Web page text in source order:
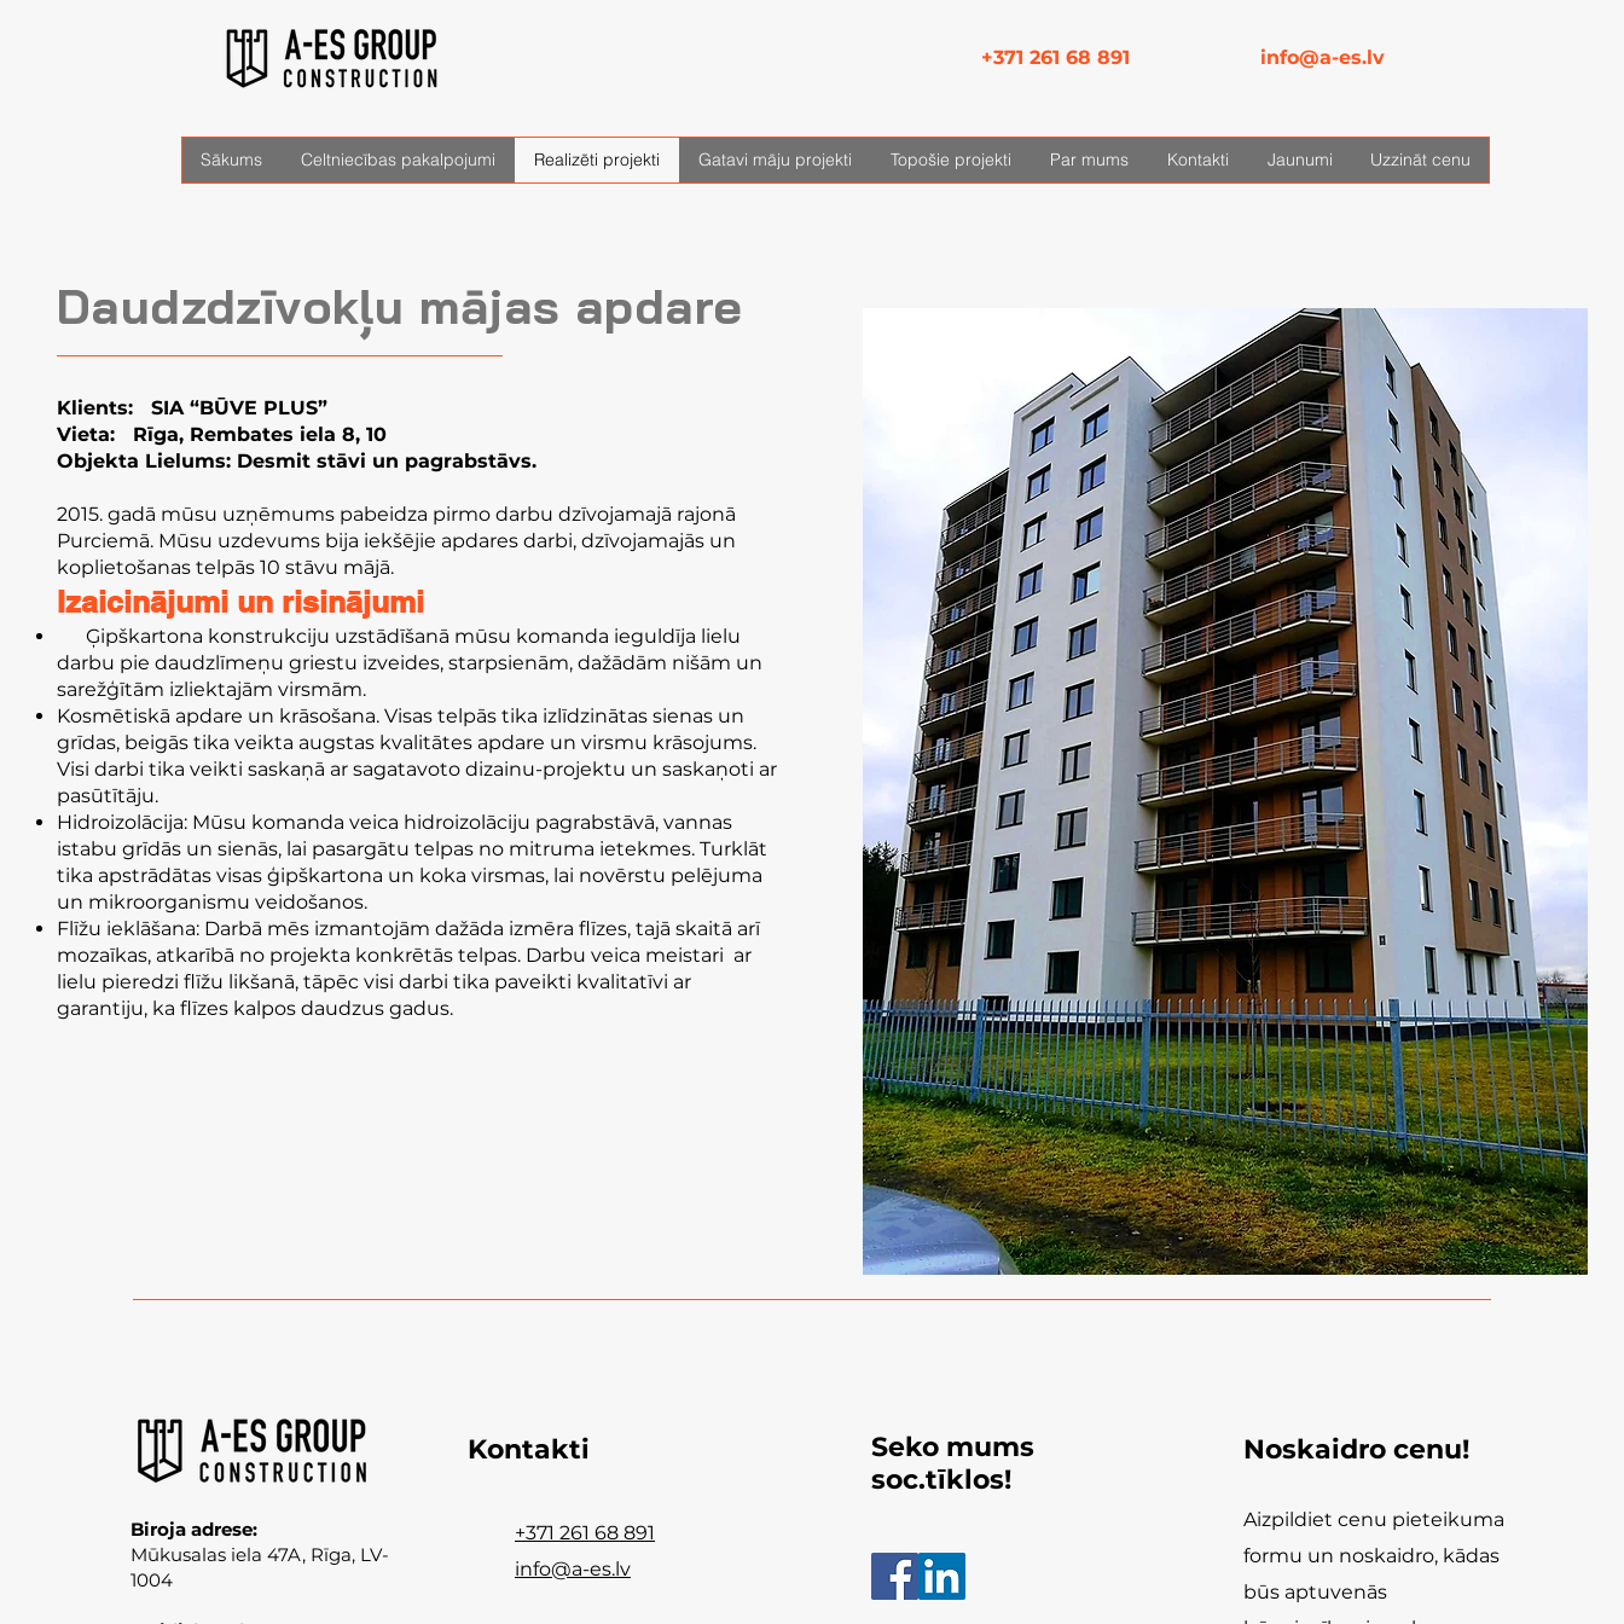
+371 261 68 891 info@a-es.lv
Sākums Celtniecības pakalpojumi Realizēti projekti Gatavi māju projekti Topošie projekti Par mums Kontakti Jaunumi Uzzināt cenu
Daudzdzīvokļu mājas apdare
Klients: SIA “BŪVE PLUS”
Vieta: Rīga, Rembates iela 8, 10
Objekta Lielums: Desmit stāvi un pagrabstāvs.
2015. gadā mūsu uzņēmums pabeidza pirmo darbu dzīvojamajā rajonā
Purciemā. Mūsu uzdevums bija iekšējie apdares darbi, dzīvojamajās un
koplietošanas telpās 10 stāvu mājā.
Izaicinājumi un risinājumi
Ģipškartona konstrukciju uzstādīšanā mūsu komanda ieguldīja lielu
darbu pie daudzlīmeņu griestu izveides, starpsienām, dažādām nišām un
sarežģītām izliektajām virsmām.
Kosmētiskā apdare un krāsošana. Visas telpās tika izlīdzinātas sienas un
grīdas, beigās tika veikta augstas kvalitātes apdare un virsmu krāsojums.
Visi darbi tika veikti saskaņā ar sagatavoto dizainu-projektu un saskaņoti ar
pasūtītāju.
Hidroizolācija: Mūsu komanda veica hidroizolāciju pagrabstāvā, vannas
istabu grīdās un sienās, lai pasargātu telpas no mitruma ietekmes. Turklāt
tika apstrādātas visas ģipškartona un koka virsmas, lai novērstu pelējuma
un mikroorganismu veidošanos.
Flīžu ieklāšana: Darbā mēs izmantojām dažāda izmēra flīzes, tajā skaitā arī
mozaīkas, atkarībā no projekta konkrētās telpas. Darbu veica meistari ar
lielu pieredzi flīžu likšanā, tāpēc visi darbi tika paveikti kvalitatīvi ar
garantiju, ka flīzes kalpos daudzus gadus.
Biroja adrese:
Mūkusalas iela 47A, Rīga, LV-
1004
Kontakti
+371 261 68 891
info@a-es.lv
Seko mums
soc.tīklos!
Noskaidro cenu!
Aizpildiet cenu pieteikuma
formu un noskaidro, kādas
būs aptuvenās